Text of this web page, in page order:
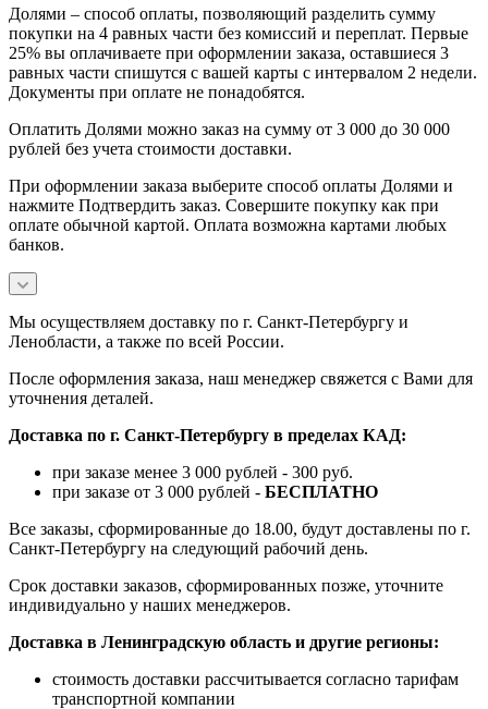
Долями – способ оплаты, позволяющий разделить сумму
покупки на 4 равных части без комиссий и переплат. Первые
25% вы оплачиваете при оформлении заказа, оставшиеся 3
равных части спишутся с вашей карты с интервалом 2 недели.
Документы при оплате не понадобятся.
Оплатить Долями можно заказ на сумму от 3 000 до 30 000
рублей без учета стоимости доставки.
При оформлении заказа выберите способ оплаты Долями и
нажмите Подтвердить заказ. Совершите покупку как при
оплате обычной картой. Оплата возможна картами любых
банков.
Мы осуществляем доставку по г. Санкт-Петербургу и
Ленобласти, а также по всей России.
После оформления заказа, наш менеджер свяжется с Вами для
уточнения деталей.
Доставка по г. Санкт-Петербургу в пределах КАД:
при заказе менее 3 000 рублей - 300 руб.
при заказе от 3 000 рублей - БЕСПЛАТНО
Все заказы, сформированные до 18.00, будут доставлены по г.
Санкт-Петербургу на следующий рабочий день.
Срок доставки заказов, сформированных позже, уточните
индивидуально у наших менеджеров.
Доставка в Ленинградскую область и другие регионы:
стоимость доставки рассчитывается согласно тарифам
транспортной компании